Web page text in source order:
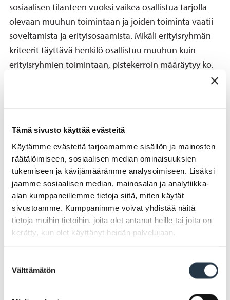
Tämä sivusto käyttää evästeitä
Käytämme evästeitä tarjoamamme sisällön ja mainosten
räätälöimiseen, sosiaalisen median ominaisuuksien
tukemiseen ja kävijämäärämme analysoimiseen. Lisäksi
jaamme sosiaalisen median, mainosalan ja analytiikka-
alan kumppaneillemme tietoja siitä, miten käytät
sivustoamme. Kumppanimme voivat yhdistää näitä
tietoja muihin tietoihin, joita olet antanut heille tai joita on
kerätty, kun olet käyttänyt heidän palvelujaan.
valinta
Välttämätön
sosiaalisen tilanteen vuoksi vaikea osallistua tarjolla
olevaan muuhun toimintaan ja joiden toiminta vaatii
soveltamista ja erityisosaamista. Mikäli erityisryhmän
kriteerit täyttävä henkilö osallistuu muuhun kuin
erityisryhmien toimintaan, pistekerroin määräytyy ko.
määräytyy pistekerroin ensisijaisesti toimintaan
osallistuvan henkilön pistekertoimen perusteella.
Esimerkit
Nelihenkinen (2 aikuista ja 2 0–12 v. lasta) perhe
osallistuu lasten viikoittaiseen perhekerhoon.
Jokaisen perheenjäsenen pistekerroin on 2 eli
Erityisryhmään kuuluva henkilö osallistuu
avustajan. Molempien pistekerroin on 4 eli